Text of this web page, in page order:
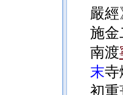
嚴
施金
南渡
末寺
初重